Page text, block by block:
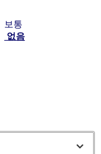
보통
없음